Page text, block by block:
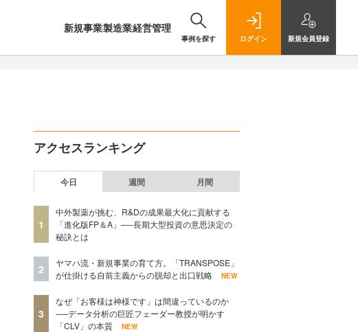
新規事業製造業経営管理
事例を探す ログイン 新規会員登録
アクセスランキング
今日 週間 月間
1
中外製薬が挑む、R&Dの成果最大化に貢献する
「進化版FP＆A」──長期大型投資の意思決定の
秘訣とは
2
ヤマハ流・新規事業の育て方。「TRANSPOSE」
が仕掛ける自前主義からの脱却と出口戦略
NEW
3
なぜ「お客様は神様です」は間違っているのか
──データ分析の巨匠フェーダー教授が明かす
「CLV」の本質
NEW